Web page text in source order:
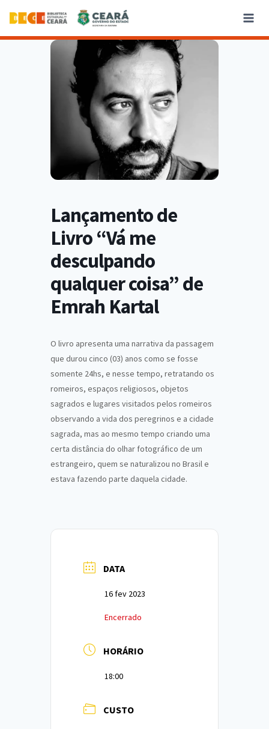
Lançamento de
Livro “Vá me
desculpando
qualquer coisa” de
Emrah Kartal
O livro apresenta uma narrativa da passagem
que durou cinco (03) anos como se fosse
somente 24hs, e nesse tempo, retratando os
romeiros, espaços religiosos, objetos
sagrados e lugares visitados pelos romeiros
observando a vida dos peregrinos e a cidade
sagrada, mas ao mesmo tempo criando uma
certa distância do olhar fotográfico de um
estrangeiro, quem se naturalizou no Brasil e
estava fazendo parte daquela cidade.
DATA
16 fev 2023
Encerrado
HORÁRIO
18:00
CUSTO